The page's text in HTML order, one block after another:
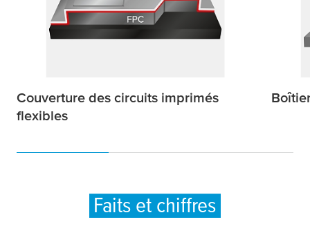
Couverture des circuits imprimés
flexibles
Faits et chiffres